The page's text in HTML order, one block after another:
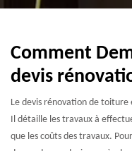
Comment
devis
Le devis rénovation de toiture
Il détaille les travaux à
que les coûts des travaux.